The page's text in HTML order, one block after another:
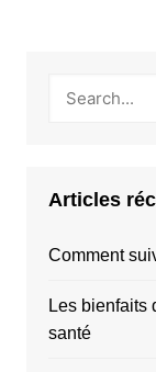
Articles
Comment
Les bienfaits
santé